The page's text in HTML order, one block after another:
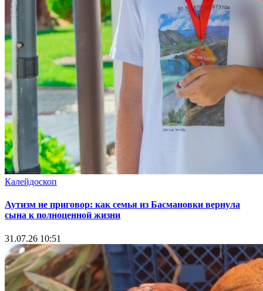
Калейдоскоп
Аутизм не приговор: как семья из Басмановки вернула
сына к полноценной жизни
31.07.26 10:51